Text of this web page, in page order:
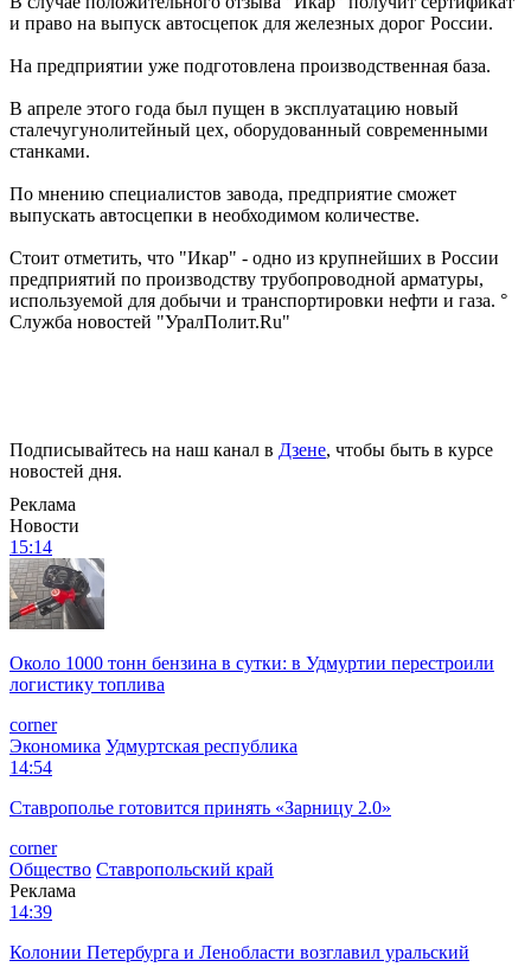
и право на выпуск автосцепок для железных дорог России.
На предприятии уже подготовлена производственная база.
В апреле этого года был пущен в эксплуатацию новый
сталечугунолитейный цех, оборудованный современными
станками.
По мнению специалистов завода, предприятие сможет
выпускать автосцепки в необходимом количестве.
Стоит отметить, что "Икар" - одно из крупнейших в России
предприятий по производству трубопроводной арматуры,
используемой для добычи и транспортировки нефти и газа. °
Служба новостей "УралПолит.Ru"
Подписывайтесь на наш канал в Дзене, чтобы быть в курсе
новостей дня.
Реклама
Новости
15:14
Около 1000 тонн бензина в сутки: в Удмуртии перестроили
логистику топлива
corner
Экономика Удмуртская республика
14:54
Ставрополье готовится принять «Зарницу 2.0»
corner
Общество Ставропольский край
Реклама
14:39
Колонии Петербурга и Ленобласти возглавил уральский